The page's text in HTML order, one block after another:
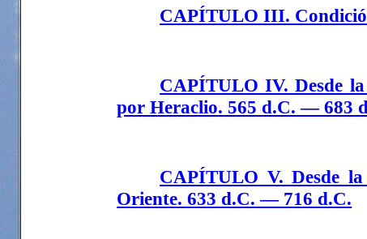
CAPÍTULO III.
CAPÍTULO IV. Desde
por Heraclio. 565 d.C. — 683
CAPÍTULO V. Desde
Oriente. 633 d.C. — 716 d.C.